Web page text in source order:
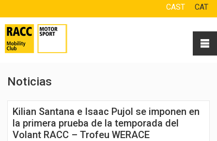
CAST CAT
Noticias
Kilian Santana e Isaac Pujol se imponen en
la primera prueba de la temporada del
Volant RACC – Trofeu WERACE